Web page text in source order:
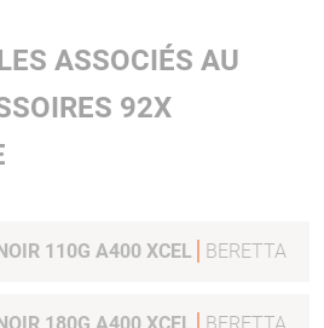
ASSOCIÉS AU
92X
110G A400 XCEL BERETTA